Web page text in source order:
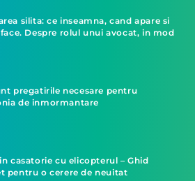
silita: ce inseamna, cand apare si
Despre rolul unui avocat, in mod
pregatirile necesare pentru
de inmormantare
casatorie cu elicopterul – Ghid
pentru o cerere de neuitat